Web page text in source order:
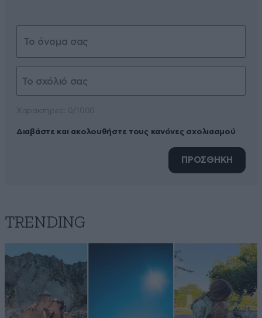
Διαβάστε και ακολουθήστε τους κανόνες σχολιασμού
ΠΡΟΣΘΗΚΗ
TRENDING